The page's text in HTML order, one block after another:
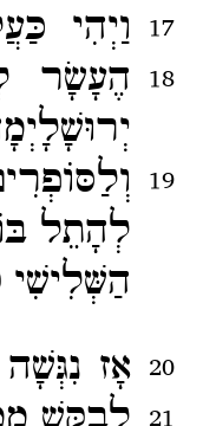
17 וַיְהִי
הֶעָשָׂר 18
19
לְהָתֵל
הַשְּׁלִישִׁי
20 אָז
21